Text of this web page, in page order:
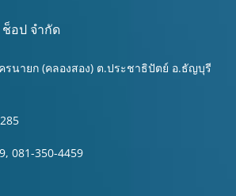
อป จำกัด
รนายก (คลองสอง) ต.ประชาธิปัตย์ อ.ธัญบุรี
081-350-4459